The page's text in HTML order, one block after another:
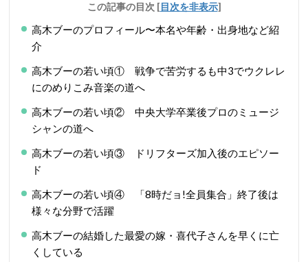
この記事の目次 [目次を非表示]
高木ブーのプロフィール〜本名や年齢・出身地など紹
介
高木ブーの若い頃① 戦争で苦労するも中3でウクレレ
にのめりこみ音楽の道へ
高木ブーの若い頃② 中央大学卒業後プロのミュージ
シャンの道へ
高木ブーの若い頃③ ドリフターズ加入後のエピソー
ド
高木ブーの若い頃④ 「8時だョ!全員集合」終了後は
様々な分野で活躍
高木ブーの結婚した最愛の嫁・喜代子さんを早くに亡
くしている